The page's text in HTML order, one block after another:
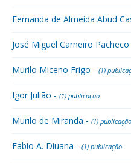
Fernanda de Almeida Abud
José Miguel Carneiro Pacheco
Murilo Miceno Frigo - (1)
Igor Julião - (1) publicação
Murilo de Miranda - (1) publicação
Fabio A. Diuana - (1) publicação